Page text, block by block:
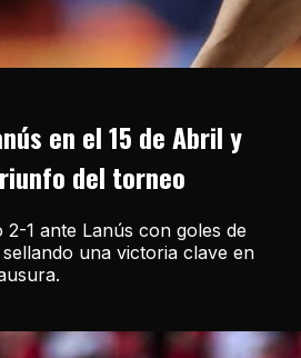
en el 15 de Abril y
del torneo
2-1 ante Lanús con goles de
una victoria clave en